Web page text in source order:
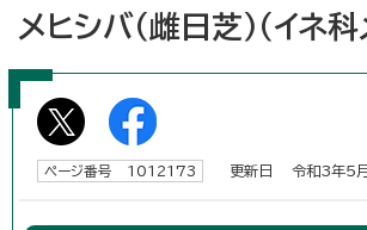
メヒシバ（雌日芝）（イネ
ページ番号 1012173 更新日 令和3年5